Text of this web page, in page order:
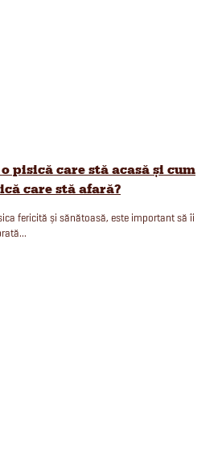
pisică care stă acasă și cum
care stă afară?
fericită și sănătoasă, este important să îi